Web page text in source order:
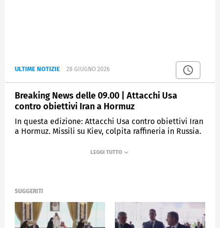
ULTIME NOTIZIE 28 GIUGNO 2026
Breaking News delle 09.00 | Attacchi Usa
contro obiettivi Iran a Hormuz
In questa edizione: Attacchi Usa contro obiettivi Iran
a Hormuz. Missili su Kiev, colpita raffineria in Russia.
omicidio a Roma, è caccia al killer. Marito ministra
SUGGERITI